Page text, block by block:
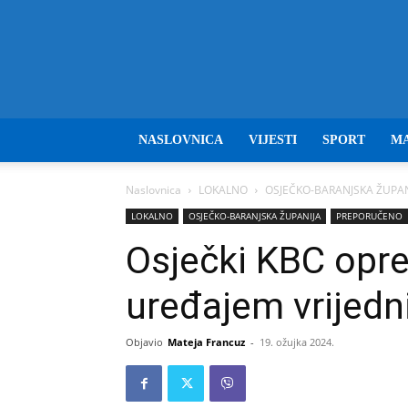
NASLOVNICA VIJESTI SPORT
Naslovnica LOKALNO OSJEČKO-BARANJSKA
LOKALNO OSJEČKO-BARANJSKA ŽUPANIJA PREPORUČENO
Osječki KBC
uređajem
Objavio Mateja Francuz - 19. ožujka 2024.